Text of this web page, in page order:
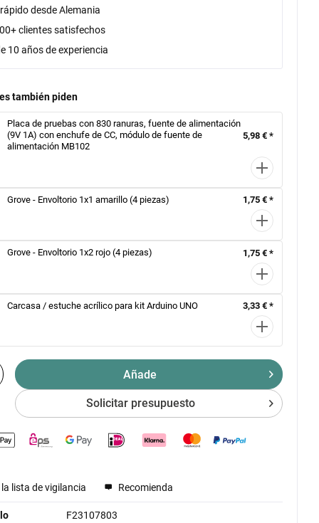
desde Alemania
clientes satisfechos
10 años de experiencia
también piden
Placa de pruebas con 830 ranuras, fuente de alimentación
(9V 1A) con enchufe de CC, módulo de fuente de
alimentación MB102
5,98 € *
Grove - Envoltorio 1x1 amarillo (4 piezas) 1,75 € *
Grove - Envoltorio 1x2 rojo (4 piezas) 1,75 € *
Carcasa / estuche acrílico para kit Arduino UNO 3,33 € *
Añade
Solicitar presupuesto
lista de vigilancia Recomienda
F23107803